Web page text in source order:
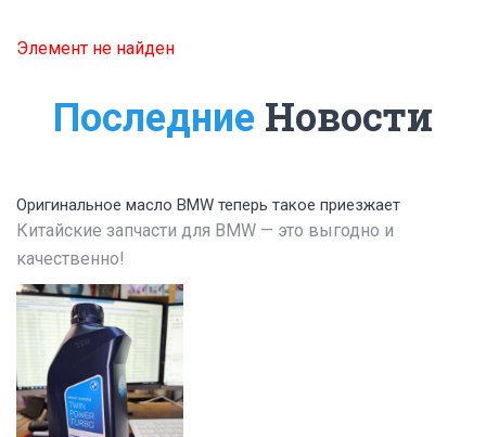
Элемент не найден
Последние Новости
Оригинальное масло BMW теперь такое приезжает
Китайские запчасти для BMW — это выгодно и
качественно!